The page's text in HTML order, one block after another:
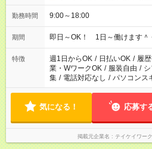
勤務時間 9:00～18:00
期間 即日～OK！ 1日～働けます＾
特徴 週1日からOK / 日払いOK / 履
業・WワークOK / 服装自由 /
集 / 電話対応なし / パソコンス
気になる！ 応募す
掲載元企業名 テイケイワー